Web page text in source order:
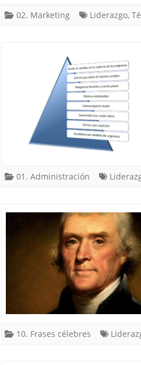
02. Marketing Liderazgo,
01. Administración
10. Frases célebres